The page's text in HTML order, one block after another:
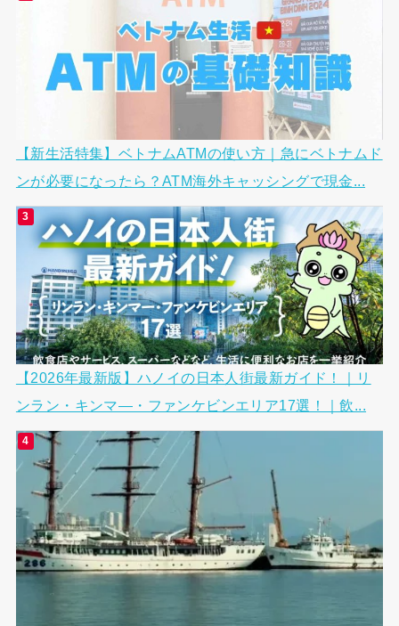
【新生活特集】ベトナムATMの使い方｜急にベトナムド
ンが必要になったら？ATM海外キャッシングで現金...
【2026年最新版】ハノイの日本人街最新ガイド！｜リ
ンラン・キンマ―・ファンケビンエリア17選！｜飲...